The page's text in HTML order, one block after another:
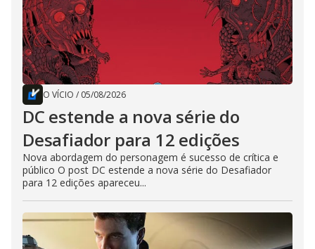
O VÍCIO / 05/08/2026
DC estende a nova série do
Desafiador para 12 edições
Nova abordagem do personagem é sucesso de crítica e
público O post DC estende a nova série do Desafiador
para 12 edições apareceu...